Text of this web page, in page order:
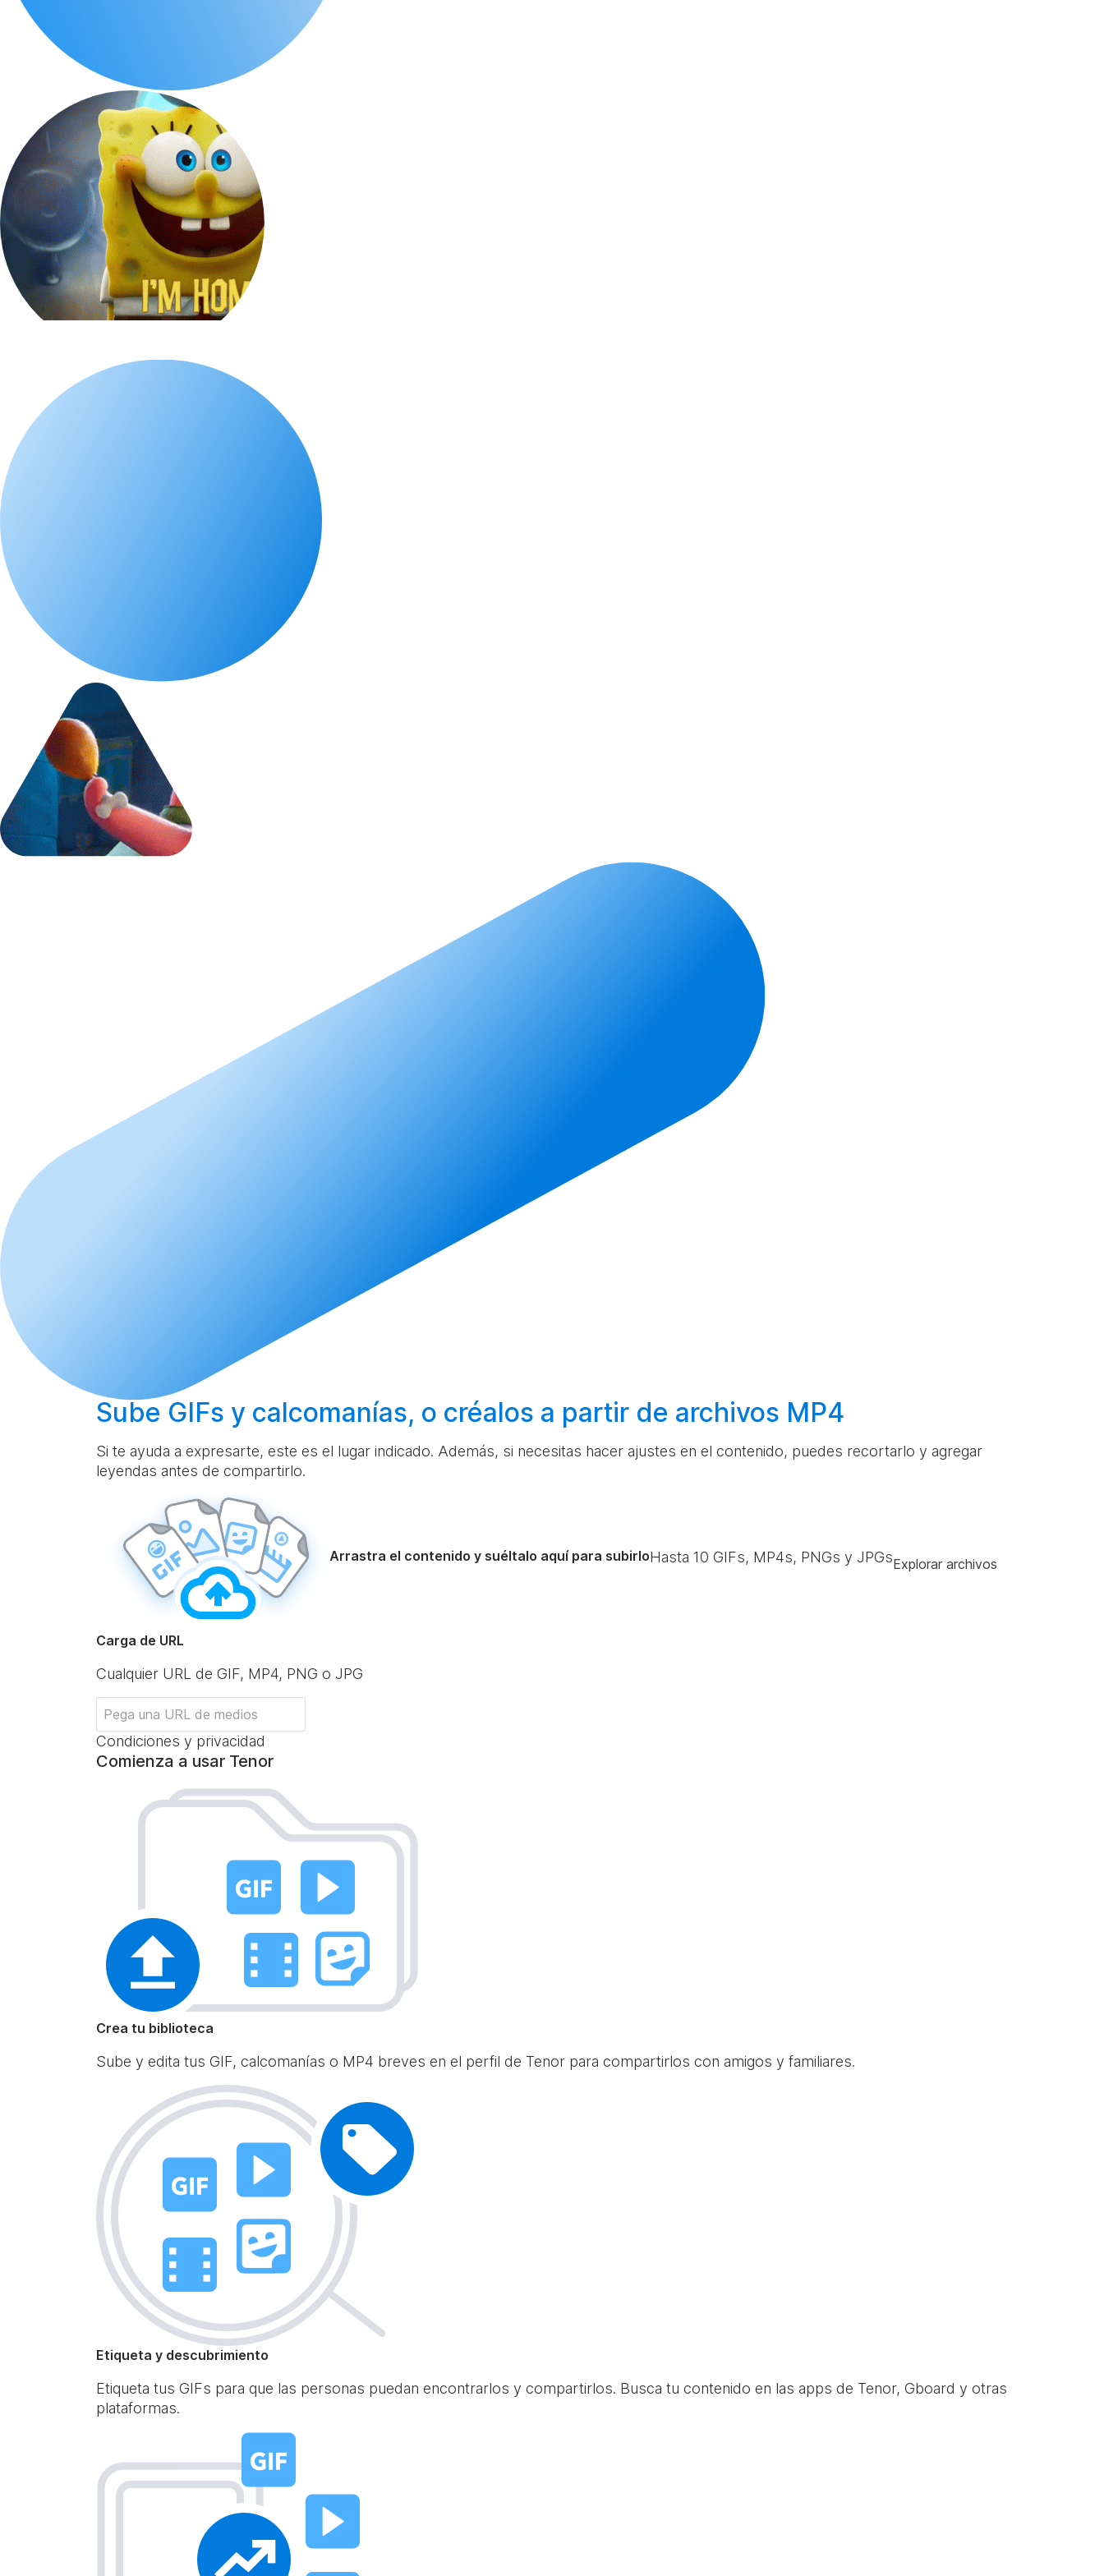
Sube GIFs y calcomanías, o créalos a partir de archivos MP4
Si te ayuda a expresarte, este es el lugar indicado. Además, si necesitas hacer ajustes en el contenido, puedes recortarlo y agregar
leyendas antes de compartirlo.
Arrastra el contenido y suéltalo aquí para subirloHasta 10 GIFs, MP4s, PNGs y JPGsExplorar archivos
Carga de URL
Cualquier URL de GIF, MP4, PNG o JPG
Condiciones y privacidad
Comienza a usar Tenor
Crea tu biblioteca
Sube y edita tus GIF, calcomanías o MP4 breves en el perfil de Tenor para compartirlos con amigos y familiares.
Etiqueta y descubrimiento
Etiqueta tus GIFs para que las personas puedan encontrarlos y compartirlos. Busca tu contenido en las apps de Tenor, Gboard y otras
plataformas.